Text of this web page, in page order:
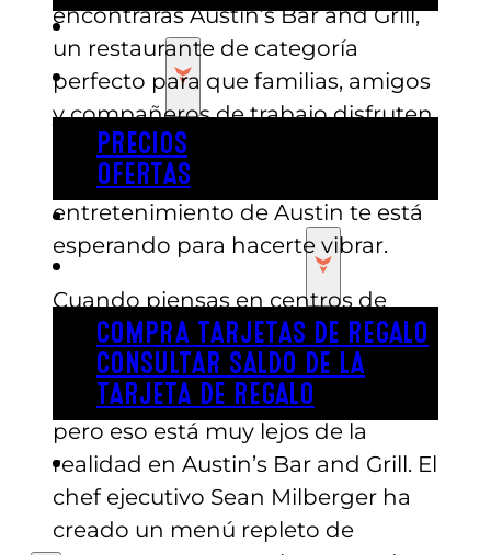
REVL
PRECIOS
PRECIOS
OFERTAS
COMPRAR ENTRADAS
TARJETAS DE REGALO
COMPRA TARJETAS DE REGALO
CONSULTAR SALDO DE LA
TARJETA DE REGALO
ENGLISH
encontrarás Austin’s Bar and Grill,
un restaurante de categoría
perfecto para que familias, amigos
y compañeros de trabajo disfruten
de un bocado delicioso. Y a solo
unos pasos, el principal centro de
entretenimiento de Austin te está
esperando para hacerte vibrar.
Cuando piensas en centros de
entretenimiento, puede que creas
que tus opciones para comer se
limitan a perritos calientes y pizza,
pero eso está muy lejos de la
realidad en Austin’s Bar and Grill. El
chef ejecutivo Sean Milberger ha
creado un menú repleto de